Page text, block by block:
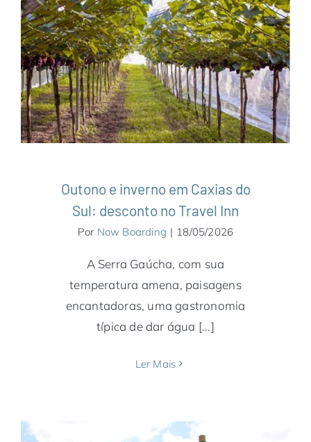
Outono e inverno em Caxias do Sul:
desconto no Travel Inn
América do Sul Brasil Hotéis & Resorts
Notícias Rio Grande do Sul Serra Gaúcha
Outono e inverno em Caxias do
Sul: desconto no Travel Inn
Por Now Boarding | 18/05/2026
A Serra Gaúcha, com sua
temperatura amena, paisagens
encantadoras, uma gastronomia
típica de dar água [...]
Ler Mais